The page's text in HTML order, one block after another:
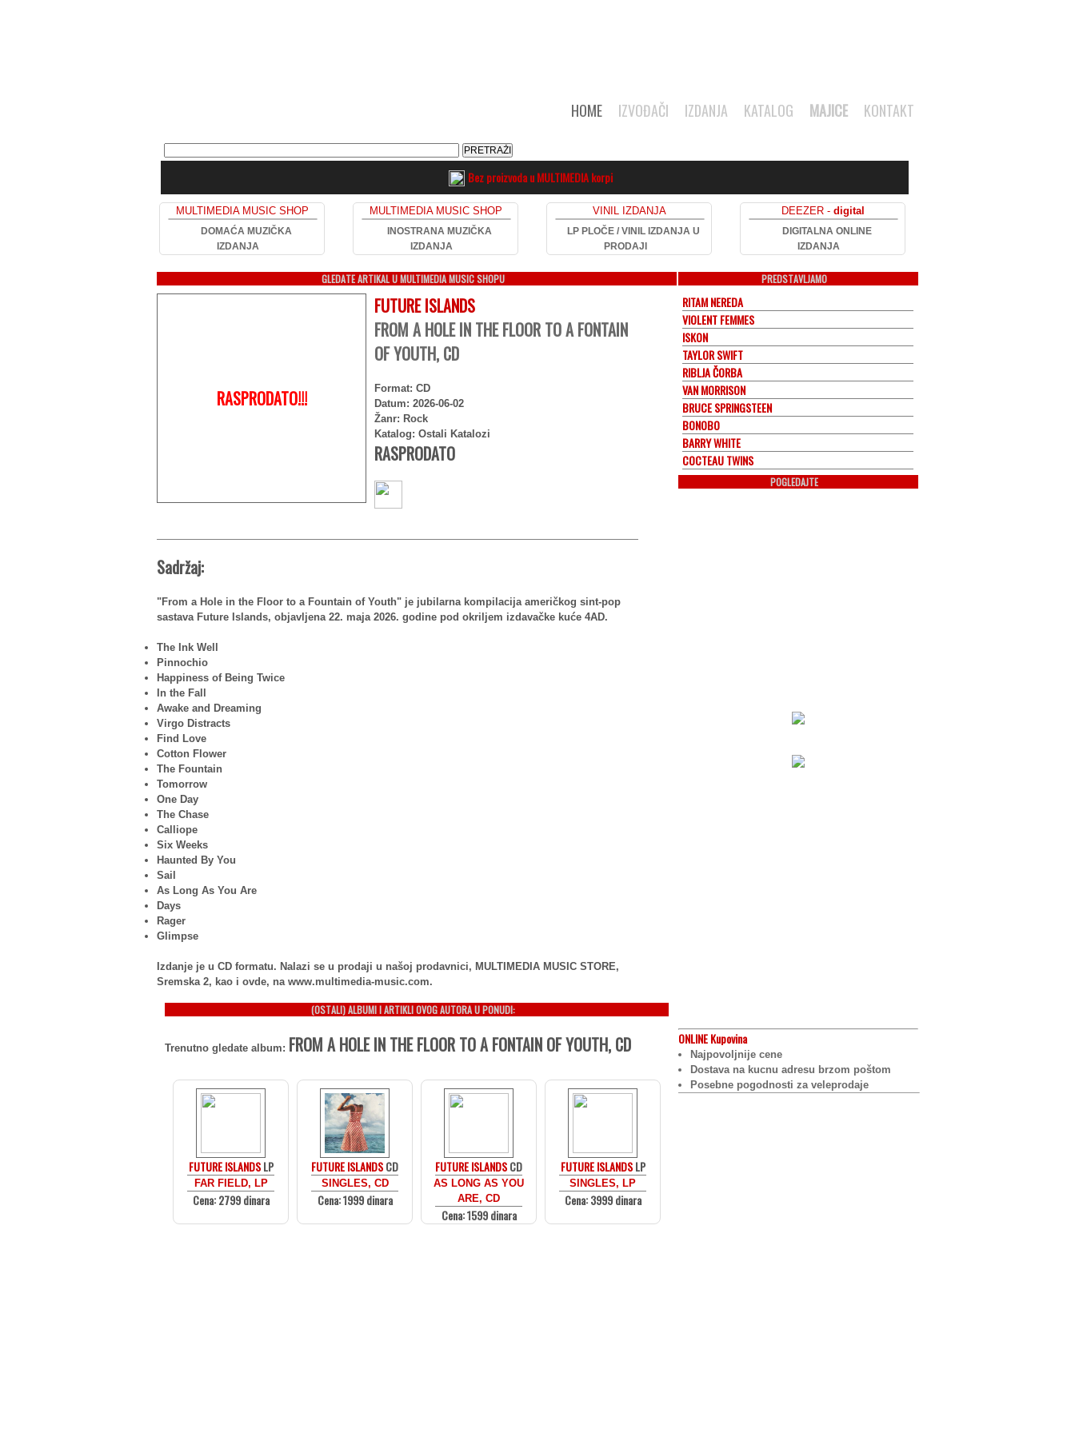
HOME IZVOĐAČI IZDANJA KATALOG MAJICE KONTAKT
Bez proizvoda u MULTIMEDIA korpi
MULTIMEDIA MUSIC SHOP
DOMAĆA MUZIČKA
IZDANJA
MULTIMEDIA MUSIC SHOP
INOSTRANA MUZIČKA
IZDANJA
VINIL IZDANJA
LP PLOČE / VINIL IZDANJA U
PRODAJI
DEEZER - digital
DIGITALNA ONLINE
IZDANJA
GLEDATE ARTIKAL U MULTIMEDIA MUSIC SHOPU
RASPRODATO!!!
FUTURE ISLANDS
FROM A HOLE IN THE FLOOR TO A FONTAIN
OF YOUTH, CD
Format: CD
Datum: 2026-06-02
Žanr: Rock
Katalog: Ostali Katalozi
RASPRODATO
Sadržaj:
"From a Hole in the Floor to a Fountain of Youth" je jubilarna kompilacija američkog sint-pop
sastava Future Islands, objavljena 22. maja 2026. godine pod okriljem izdavačke kuće 4AD.
The Ink Well
Pinnochio
Happiness of Being Twice
In the Fall
Awake and Dreaming
Virgo Distracts
Find Love
Cotton Flower
The Fountain
Tomorrow
One Day
The Chase
Calliope
Six Weeks
Haunted By You
Sail
As Long As You Are
Days
Rager
Glimpse
Izdanje je u CD formatu. Nalazi se u prodaji u našoj prodavnici, MULTIMEDIA MUSIC STORE,
Sremska 2, kao i ovde, na www.multimedia-music.com.
(OSTALI) ALBUMI I ARTIKLI OVOG AUTORA U PONUDI:
Trenutno gledate album: FROM A HOLE IN THE FLOOR TO A FONTAIN OF YOUTH, CD
FUTURE ISLANDSLP
FAR FIELD, LP
Cena: 2799 dinara
FUTURE ISLANDSCD
SINGLES, CD
Cena: 1999 dinara
FUTURE ISLANDSCD
AS LONG AS YOU
ARE, CD
Cena: 1599 dinara
FUTURE ISLANDSLP
SINGLES, LP
Cena: 3999 dinara
PREDSTAVLJAMO
RITAM NEREDA
VIOLENT FEMMES
ISKON
TAYLOR SWIFT
RIBLJA ČORBA
VAN MORRISON
BRUCE SPRINGSTEEN
BONOBO
BARRY WHITE
COCTEAU TWINS
POGLEDAJTE
ONLINEKupovina
Najpovoljnije cene
Dostava na kucnu adresu brzom poštom
Posebne pogodnosti za veleprodaje